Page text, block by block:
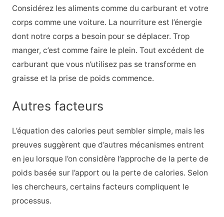
Considérez les aliments comme du carburant et votre
corps comme une voiture. La nourriture est l’énergie
dont notre corps a besoin pour se déplacer. Trop
manger, c’est comme faire le plein. Tout excédent de
carburant que vous n’utilisez pas se transforme en
graisse et la prise de poids commence.
Autres facteurs
L’équation des calories peut sembler simple, mais les
preuves suggèrent que d’autres mécanismes entrent
en jeu lorsque l’on considère l’approche de la perte de
poids basée sur l’apport ou la perte de calories. Selon
les chercheurs, certains facteurs compliquent le
processus.